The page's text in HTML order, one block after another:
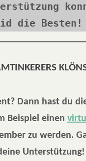
die Besten!
Dann hast du
Beispiel einen
zu werden.